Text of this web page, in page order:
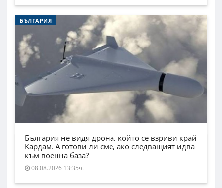
БЪЛГАРИЯ
България не видя дрона, който се взриви край
Кардам. А готови ли сме, ако следващият идва
към военна база?
08.08.2026 13:35ч.